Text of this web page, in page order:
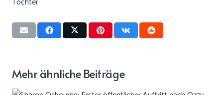
Mehr ähnliche Beiträge